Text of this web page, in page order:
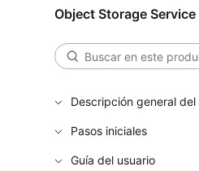
Object Storage Service
Descripción general del
Pasos iniciales
Guía del usuario